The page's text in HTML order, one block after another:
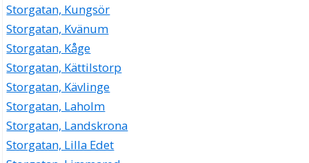
Storgatan, Kungsör
Storgatan, Kvänum
Storgatan, Kåge
Storgatan, Kättilstorp
Storgatan, Kävlinge
Storgatan, Laholm
Storgatan, Landskrona
Storgatan, Lilla Edet